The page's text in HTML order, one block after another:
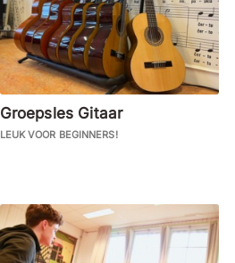
Groepsles Gitaar
LEUK VOOR BEGINNERS!